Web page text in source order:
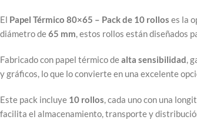
El Papel Térmico 80×65 – Pack de 10 rollos es la
diámetro de65 mm, estos rollos están diseñados
Fabricado con papel térmico dealta sensibilidad,
y gráficos, lo que lo convierte en una excelente
Este pack incluye 10 rollos, cada uno con una
facilita el almacenamiento, transporte y